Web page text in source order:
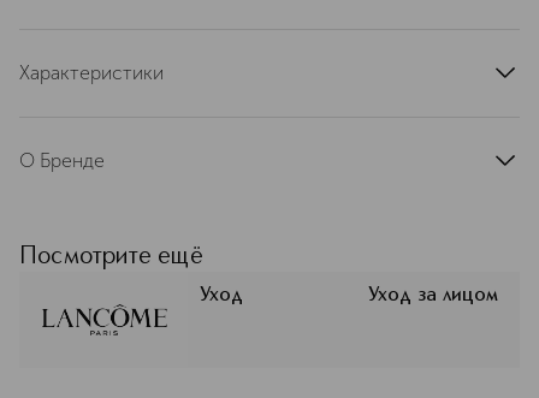
Характеристики
артикул
О Бренде
красоте. Созданный Арманом
Петижаном в 1935 году, на
протяжении десятилетий бренд
Посмотрите ещё
Уход Уход за лицом